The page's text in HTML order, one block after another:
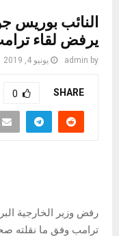
النائب بوريس
يرفض لقاء
by
admin يونيو 4, 2019
SHARE
0
رفض وزير الخارجية
ترامب وفق ما نقلته